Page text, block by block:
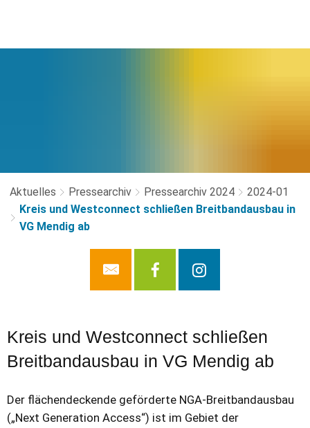
Aktuelles Pressearchiv Pressearchiv 2024
2024-01
Kreis und Westconnect schließen Breitbandausbau in
VG Mendig ab
Kreis und Westconnect schließen
Breitbandausbau in VG Mendig ab
Der flächendeckende geförderte NGA-Breitbandausbau
(„Next Generation Access“) ist im Gebiet der